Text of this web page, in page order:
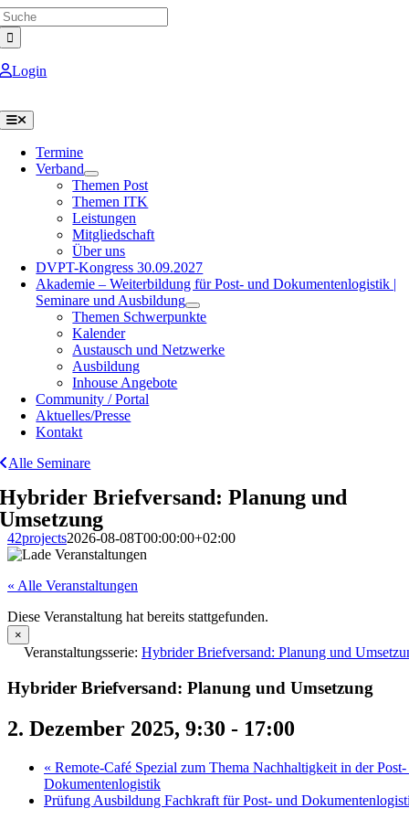
Skip
to
content
Login
Toggle
Navigation
Termine
Verband
Themen Post
Themen ITK
Leistungen
Mitgliedschaft
Über uns
DVPT-Kongress 30.09.2027
Akademie – Weiterbildung für Post- und Dokumentenlogistik |
Seminare und Ausbildung
Themen Schwerpunkte
Kalender
Austausch und Netzwerke
Ausbildung
Inhouse Angebote
Community / Portal
Aktuelles/Presse
Kontakt
Alle Seminare
Hybrider Briefversand: Planung und
Umsetzung
42projects2026-08-08T00:00:00+02:00
« Alle Veranstaltungen
Diese Veranstaltung hat bereits stattgefunden.
×
Veranstaltungsserie: Hybrider Briefversand: Planung und
Hybrider Briefversand: Planung und Umsetzung
2. Dezember 2025, 9:30 - 17:00
« Remote-Café Spezial zum Thema Nachhaltigkeit in der
Dokumentenlogistik
Prüfung Ausbildung Fachkraft für Post- und